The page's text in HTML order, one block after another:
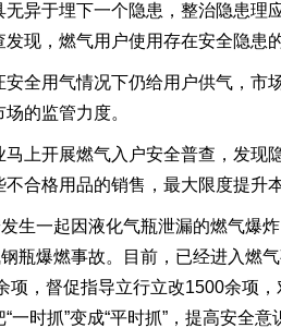
异于埋下一个隐患，整治隐患理
现，燃气用户使用存在安全隐患
全用气情况下仍给用户供气，市
的监管力度。
上开展燃气入户安全普查，发现
合格用品的销售，最大限度提升
生一起因液化气瓶泄漏的燃气爆
瓶爆燃事故。目前，已经进入燃
，督促指导立行立改1500余项
时抓”变成“平时抓”，提高安全